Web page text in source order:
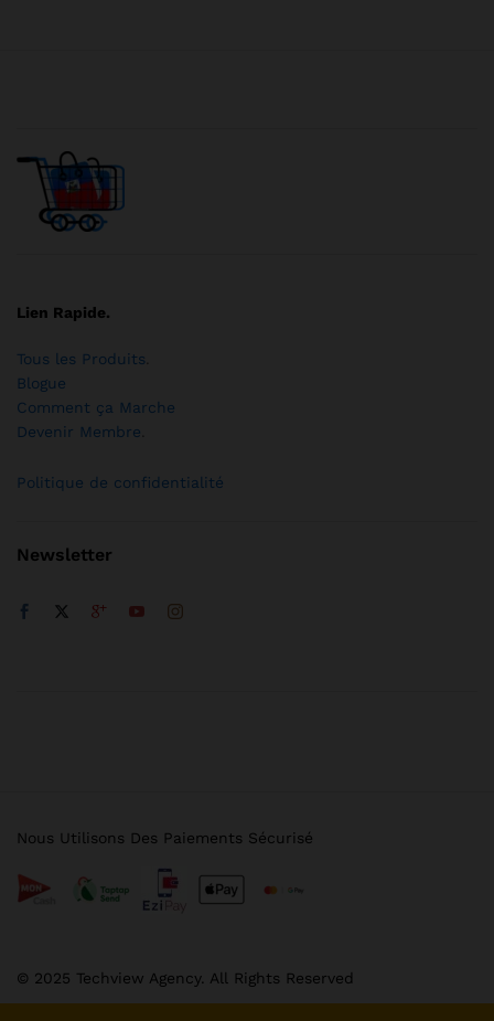
Lien Rapide.
Tous les Produits
Blogue
Comment ça Marche
Devenir Membre
Politique de confidentialité
Newsletter
© 2025 Techview Agency. All Rights Reserved
Nous Utilisons Des Paiements Sécurisé